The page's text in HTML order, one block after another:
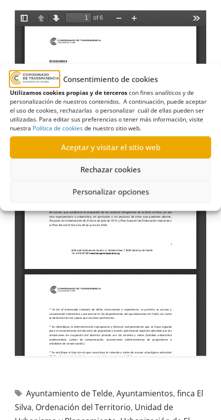
Consentimiento de cookies
Utilizamos cookies propias y de terceroscon fines analíticos y de
personalización de nuestros contenidos. A continuación, puede aceptar
el uso de cookies, rechazarlas o personalizar cuál de ellas pueden ser
utilizadas. Para editar sus preferencias o tener más información, visite
nuestra Política de cookiesde nuestro sitio web.
Aceptar y visitar el sitio web
Rechazar cookies
Personalizar opciones
Ayuntamiento de Telde, Ayuntamientos, finca El
Silva, Ordenación del Territorio, Unidad de